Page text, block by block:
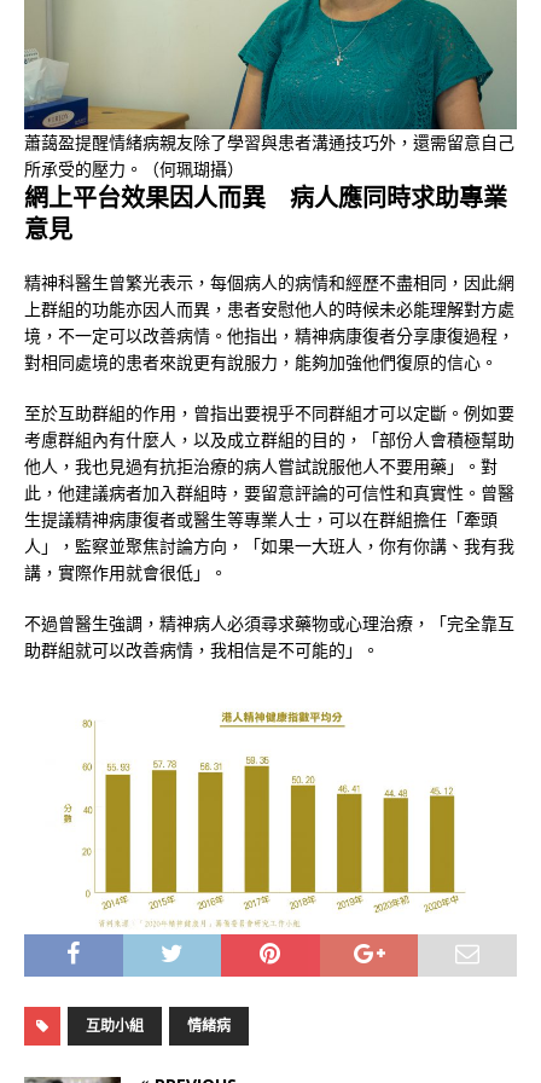
蕭藹盈提醒情緒病親友除了學習與患者溝通技巧外，還需留意自己
所承受的壓力。（何珮瑚攝）
網上平台效果因人而異 病人應同時求助專業
意見
精神科醫生曾繁光表示，每個病人的病情和經歷不盡相同，因此網
上群組的功能亦因人而異，患者安慰他人的時候未必能理解對方處
境，不一定可以改善病情。他指出，精神病康復者分享康復過程，
對相同處境的患者來說更有說服力，能夠加強他們復原的信心。
至於互助群組的作用，曾指出要視乎不同群組才可以定斷。例如要
考慮群組內有什麼人，以及成立群組的目的，「部份人會積極幫助
他人，我也見過有抗拒治療的病人嘗試說服他人不要用藥」。對
此，他建議病者加入群組時，要留意評論的可信性和真實性。曾醫
生提議精神病康復者或醫生等專業人士，可以在群組擔任「牽頭
人」，監察並聚焦討論方向，「如果一大班人，你有你講、我有我
講，實際作用就會很低」。
不過曾醫生強調，精神病人必須尋求藥物或心理治療，「完全靠互
助群組就可以改善病情，我相信是不可能的」。
互助小組 情緒病